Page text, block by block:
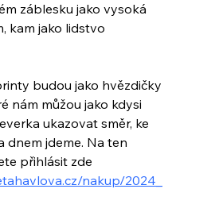
záblesku jako vysoká
kam jako lidstvo
budou jako hvězdičky
nám můžou jako kdysi
ukazovat směr, ke
dnem jdeme. Na ten
přihlásit zde
nakup/2024_